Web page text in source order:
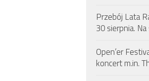
Przebój Lata
30 sierpnia.
Open’er
koncert m.in.